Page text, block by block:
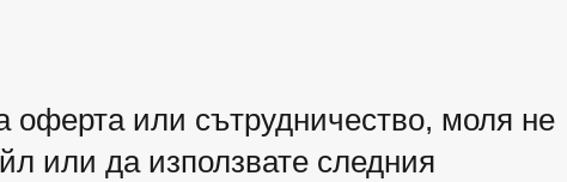
оферта или сътрудничество, моля не
или да използвате следния